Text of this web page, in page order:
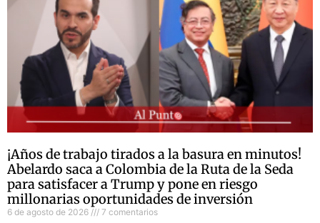
¡Años de trabajo tirados a la basura en minutos!
Abelardo saca a Colombia de la Ruta de la Seda
para satisfacer a Trump y pone en riesgo
millonarias oportunidades de inversión
6 de agosto de 2026 7 comentarios